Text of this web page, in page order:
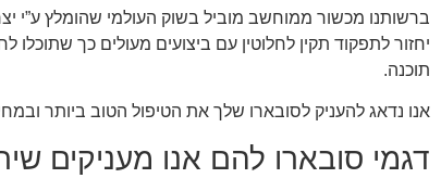
ברשותנו מכשור ממוחשב מוביל בשוק העולמי שהומלץ ע”י
יחזור לתפקוד תקין לחלוטין עם ביצועים מעולים כך שתוכלו
תוכנה.
אנו נדאג להעניק לסובארו שלך את הטיפול הטוב ביותר
דגמי סובארו להם אנו מעניקים